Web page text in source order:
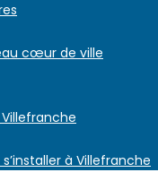
cœur de ville
à Villefranche